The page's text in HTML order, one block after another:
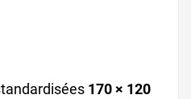
170 × 120